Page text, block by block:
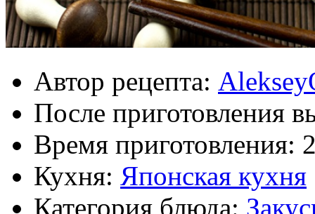
Автор рецепта:
После приготовления
Время приготовления:
Кухня: Японская кухня
Категория блюда: